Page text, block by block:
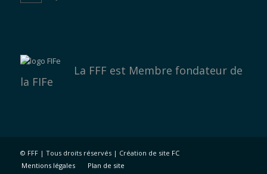
La FFF est Membre fondateur de
la FIFe
© FFF | Tous droits réservés | Création de site FC
Mentions légales
Plan de site